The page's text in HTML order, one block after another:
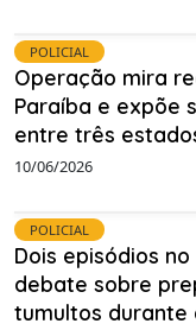
POLICIAL
Operação mira
Paraíba e expõe
entre três
10/06/2026
POLICIAL
Dois episódios
debate sobre
tumultos durante